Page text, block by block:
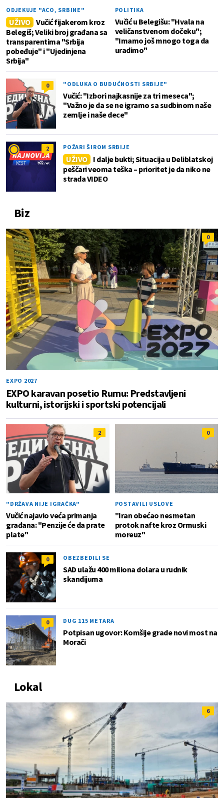
ODJEKUJE "ACO, SRBINE"
UŽIVO Vučić fijakerom kroz
Belegiš; Veliki broj građana sa
transparentima "Srbija
pobeđuje" i "Ujedinjena
Srbija"
POLITIKA
Vučić u Belegišu: "Hvala na
veličanstvenom dočeku";
"Imamo još mnogo toga da
uradimo"
0 "ODLUKA O BUDUĆNOSTI SRBIJE"
Vučić: "Izbori najkasnije za tri meseca";
"Važno je da se ne igramo sa sudbinom naše
zemlje i naše dece"
2 POŽARI ŠIROM SRBIJE
UŽIVO
I dalje bukti; Situacija u Deliblatskoj
peščari veoma teška – prioritet je da niko ne
strada VIDEO
Biz
0
EXPO 2027
EXPO karavan posetio Rumu: Predstavljeni
kulturni, istorijski i sportski potencijali
2
"DRŽAVA NIJE IGRAČKA"
Vučić najavio veća primanja
građana: "Penzije će da prate
plate"
0
POSTAVILI USLOVE
"Iran obećao nesmetan
protok nafte kroz Ormuski
moreuz"
0 OBEZBEDILI SE
SAD ulažu 400 miliona dolara u rudnik
skandijuma
0 DUG 115 METARA
Potpisan ugovor: Komšije grade novi most na
Morači
Lokal
6